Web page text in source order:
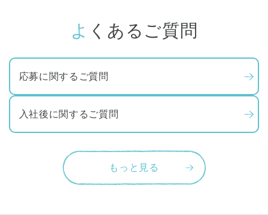
よくあるご質問
応募に関するご質問
入社後に関するご質問
もっと見る